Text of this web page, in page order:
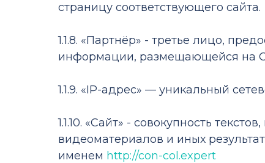
страницу соответствующего сайта.
1.1.8. «Партнёр» - третье лицо,
информации, размещающейся на
1.1.9. «IP-адрес» — уникальный
1.1.10. «Сайт» - совокупность
видеоматериалов и иных
именем http://con-col.expert